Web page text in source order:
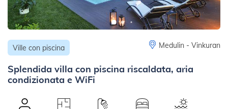
Ville con piscina Medulin - Vinkuran
Splendida villa con piscina riscaldata, aria
condizionata e WiFi